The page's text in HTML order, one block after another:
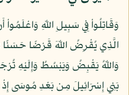
الَّذِي يُقْرِضُ اللّهَ قَرْضًا حَسَنًا
بَنِي إِسْرَائِيلَ مِن بَعْدِ مُوسَى إِذْ